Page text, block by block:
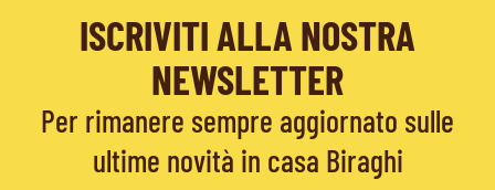
ISCRIVITI ALLA NOSTRA
NEWSLETTER
Per rimanere sempre aggiornato sulle
ultime novità in casa Biraghi